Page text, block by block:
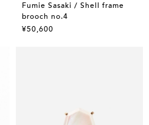
Fumie Sasaki / Shell frame
brooch no.4
¥50,600